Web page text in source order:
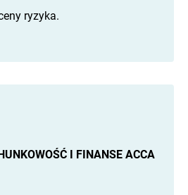
ryzyka.
I FINANSE ACCA